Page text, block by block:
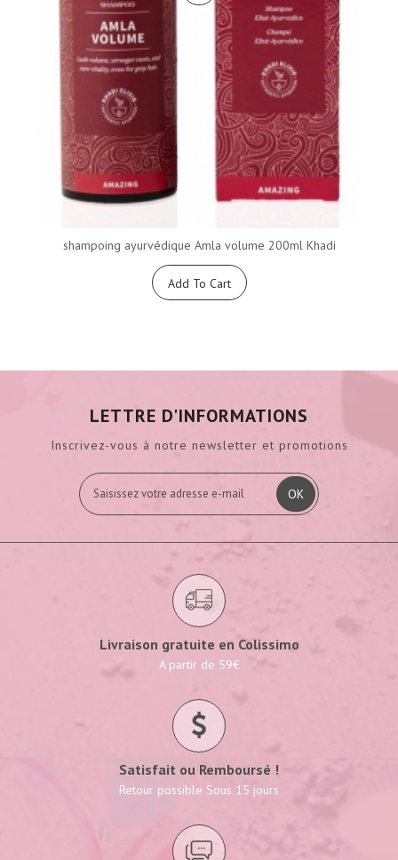
shampoing ayurvédique Amla volume 200ml Khadi
Add To Cart
LETTRE D'INFORMATIONS
Inscrivez-vous à notre newsletter et promotions
OK
Livraison gratuite en Colissimo
A partir de 59€
Satisfait ou Remboursé !
Retour possible Sous 15 jours